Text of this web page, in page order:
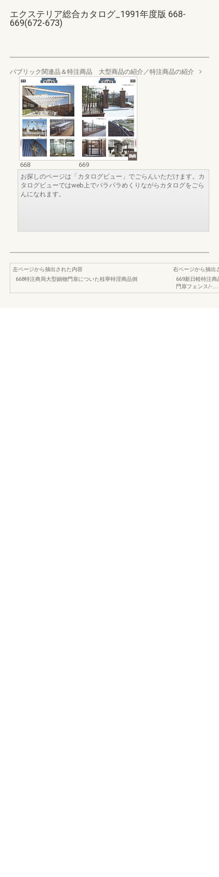
エクステリア総合カタログ_1991年度版 668-
669(672-673)
パブリック関連品＆特注商品 大型商品の紹介／特注商品の紹介
668
669
お探しのページは「カタログビュー」でごらんいただけます。カ
タログビューではweb上でパラパラめくりながらカタログをごら
んになれます。
左ページから抽出された内容
668特注商局大型鍋物門扉についた桂寧特淫商品倒
右ページから抽出
669新日軽特注
門扉フェンス/-